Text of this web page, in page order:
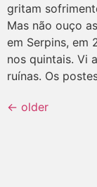
gritam
Mas não ouço
em Serpins, em
nos quintais. Vi
ruínas. Os
← older